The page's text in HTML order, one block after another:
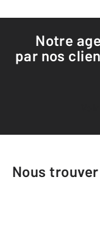
Notre
par nos
Nous trouver